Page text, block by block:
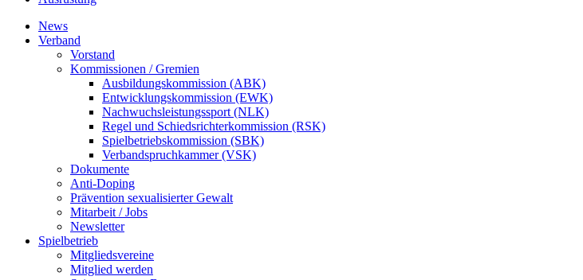
News
Verband
Vorstand
Kommissionen / Gremien
Ausbildungskommission (ABK)
Entwicklungskommission (EWK)
Nachwuchsleistungssport (NLK)
Regel und Schiedsrichterkommission (RSK)
Spielbetriebskommission (SBK)
Verbandspruchkammer (VSK)
Dokumente
Anti-Doping
Prävention sexualisierter Gewalt
Mitarbeit / Jobs
Newsletter
Spielbetrieb
Mitgliedsvereine
Mitglied werden